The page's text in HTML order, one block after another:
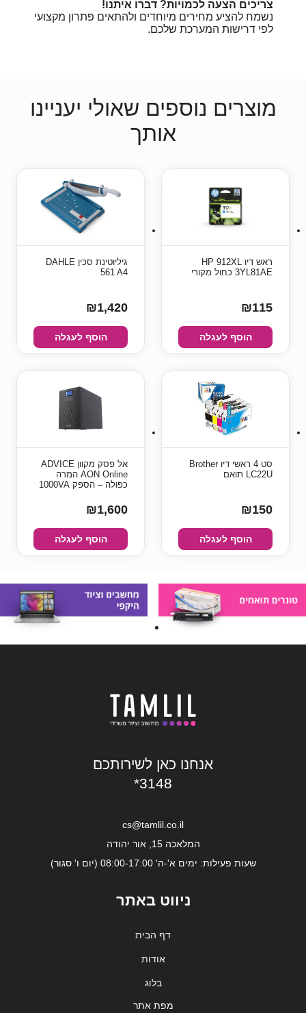
צריכים הצעה לכמויות? דברו איתנו!
נשמח להציע מחירים מיוחדים ולהתאים פתרון מקצועי
לפי דרישות המערכת שלכם.
מוצרים נוספים שאולי יעניינו
אותך
ראש דיו HP 912XL
3YL81AE כחול מקורי
₪115
הוסף לעגלה
גיליוטינת סכין DAHLE
561 A4
₪1,420
הוסף לעגלה
סט 4 ראשי דיו Brother
LC22U תואם
₪150
הוסף לעגלה
‏אל פסק מקוון ADVICE
AON Online המרה
כפולה – הספק 1000VA
₪1,600
הוסף לעגלה
אנחנו כאן לשירותכם
*3148
cs@tamlil.co.il
המלאכה 15, אור יהודה
שעות פעילות: ימים א'-ה' 08:00-17:00 (יום ו' סגור)
ניווט באתר
דף הבית
אודות
בלוג
מפת אתר